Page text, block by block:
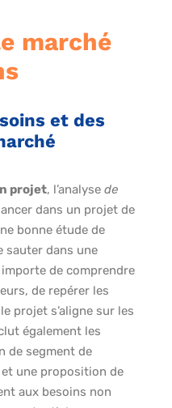
marché
et des
projet, l’analyse de
dans un projet de
bonne étude de
sauter dans une
de comprendre
de repérer les
projet s’aligne sur les
également les
de segment de
une proposition de
aux besoins non